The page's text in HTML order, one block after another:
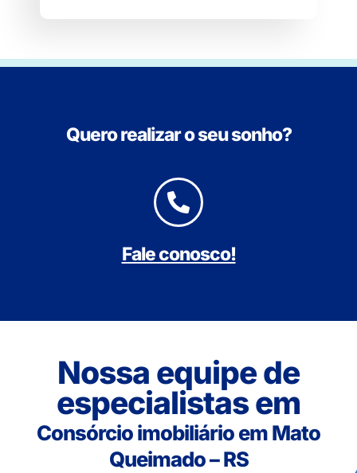
Quero realizar o seu sonho?
Fale conosco!
Nossa equipe de
especialistas em
Consórcio imobiliário em Mato
Queimado – RS